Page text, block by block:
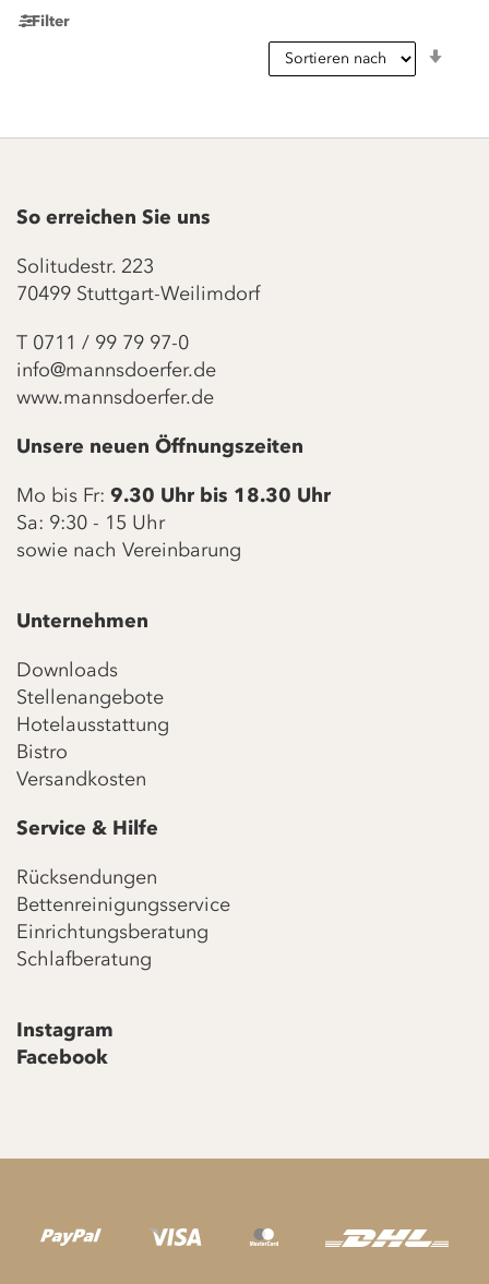
Filter
So erreichen Sie uns
Solitudestr. 223
70499 Stuttgart-Weilimdorf
T 0711 / 99 79 97-0
info@mannsdoerfer.de
www.mannsdoerfer.de
Unsere neuen Öffnungszeiten
Mo bis Fr: 9.30 Uhr bis 18.30 Uhr
Sa: 9:30 - 15 Uhr
sowie nach Vereinbarung
Unternehmen
Downloads
Stellenangebote
Hotelausstattung
Bistro
Versandkosten
Service & Hilfe
Rücksendungen
Bettenreinigungsservice
Einrichtungsberatung
Schlafberatung
Instagram
Facebook